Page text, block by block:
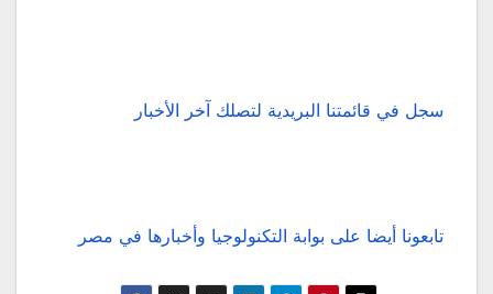
سجل في قائمتنا البريدية لتصلك آخر الأخبار
تابعونا أيضا على بوابة التكنولوجيا وأخبارها في مصر